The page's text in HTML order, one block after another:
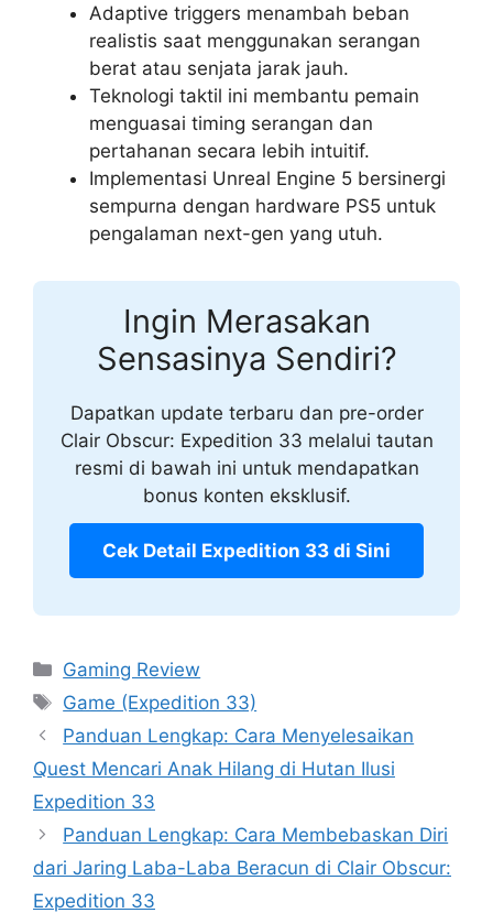
Adaptive triggers menambah beban
realistis saat menggunakan serangan
berat atau senjata jarak jauh.
Teknologi taktil ini membantu pemain
menguasai timing serangan dan
pertahanan secara lebih intuitif.
Implementasi Unreal Engine 5 bersinergi
sempurna dengan hardware PS5 untuk
pengalaman next-gen yang utuh.
Ingin Merasakan
Sensasinya Sendiri?
Dapatkan update terbaru dan pre-order
Clair Obscur: Expedition 33 melalui tautan
resmi di bawah ini untuk mendapatkan
bonus konten eksklusif.
Cek Detail Expedition 33 di Sini
Categories
Gaming Review
Tags
Game (Expedition 33)
Panduan Lengkap: Cara Menyelesaikan
Quest Mencari Anak Hilang di Hutan Ilusi
Expedition 33
Panduan Lengkap: Cara Membebaskan Diri
dari Jaring Laba-Laba Beracun di Clair Obscur:
Expedition 33